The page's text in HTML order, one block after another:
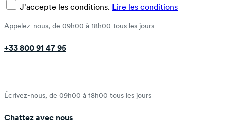
J'accepte les conditions. Lire les conditions
Appelez-nous, de 09h00 à 18h00 tous les jours
+33 800 91 47 95
Écrivez-nous, de 09h00 à 18h00 tous les jours
Chattez avec nous